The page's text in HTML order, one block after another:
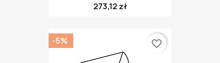
273,12 zł
-5% favorite_border